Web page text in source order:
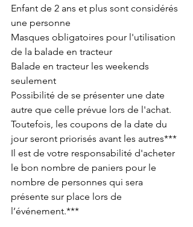
Enfant de 2 ans et plus sont considérés
une personne
Masques obligatoires pour l'utilisation
de la balade en tracteur
Balade en tracteur les weekends
seulement
Possibilité de se présenter une date
autre que celle prévue lors de l'achat.
Toutefois, les coupons de la date du
jour seront priorisés avant les autres***
Il est de votre responsabilité d'acheter
le bon nombre de paniers pour le
nombre de personnes qui sera
présente sur place lors de
l’événement.***